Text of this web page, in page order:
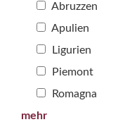
Abruzzen
Apulien
Ligurien
Piemont
Romagna
mehr